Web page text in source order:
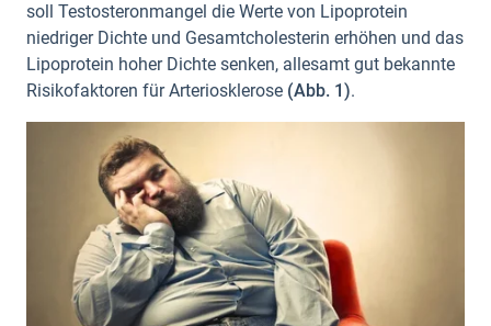
soll Testosteronmangel die Werte von Lipoprotein
niedriger Dichte und Gesamtcholesterin erhöhen und das
Lipoprotein hoher Dichte senken, allesamt gut bekannte
Risikofaktoren für Arteriosklerose (Abb. 1).